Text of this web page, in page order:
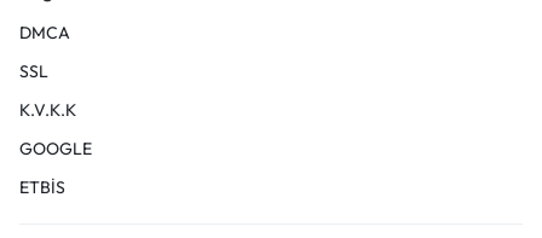
DMCA
SSL
K.V.K.K
GOOGLE
ETBİS